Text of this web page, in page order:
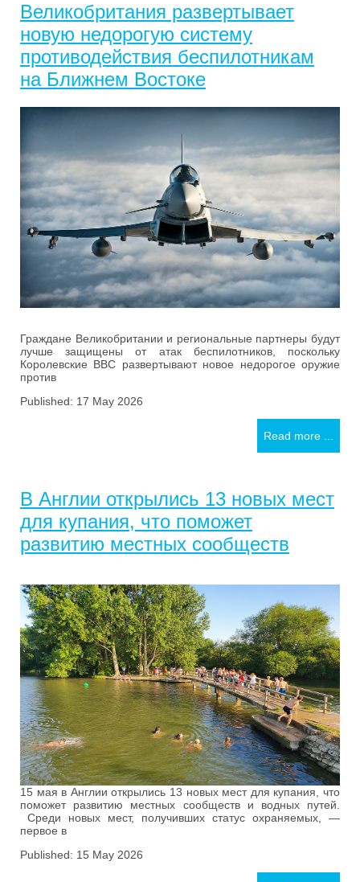
Великобритания развертывает
новую недорогую систему
противодействия беспилотникам
на Ближнем Востоке
Граждане Великобритании и региональные партнеры будут
лучше защищены от атак беспилотников, поскольку
Королевские ВВС развертывают новое недорогое оружие
против
Published: 17 May 2026
Read more ...
В Англии открылись 13 новых мест
для купания, что поможет
развитию местных сообществ
15 мая в Англии открылись 13 новых мест для купания, что
поможет развитию местных сообществ и водных путей.
Среди новых мест, получивших статус охраняемых, —
первое в
Published: 15 May 2026